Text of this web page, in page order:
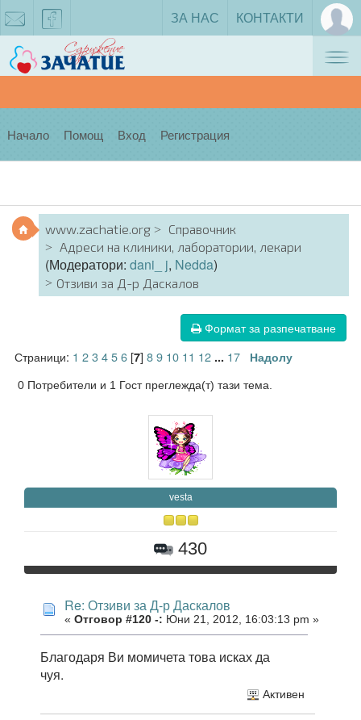
facebook
ЗА НАС КОНТАКТИ
Начало Помощ Вход Регистрация
www.zachatie.org
Справочник
Адреси на клиники, лаборатории, лекари
(Модератори: dani_ j, Nedda)
Отзиви за Д-р Даскалов
Формат за разпечатване
Страници: 1 23456[7] 89 10 11 12 ... 17 Надолу
0 Потребители и 1 Гост преглежда(т) тази тема.
vesta
430
Re: Отзиви за Д-р Даскалов
« Отговор #120 -: Юни 21, 2012, 16:03:13 pm »
Благодаря Ви момичета това исках да
чуя.
Активен